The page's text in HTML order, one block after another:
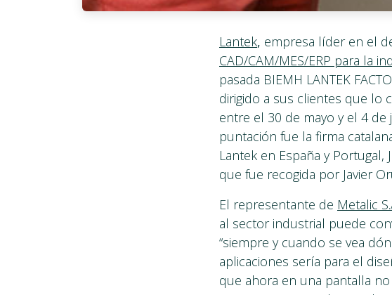
Lantek, empresa líder en el
CAD/CAM/MES/ERP para la
pasada BIEMH LANTEK
dirigido a sus clientes que lo
entre el 30 de mayo y el 4
puntación fue la firma
Lantek en España y
que fue recogida por Javier
El representante de Metalic
al sector industrial puede
“siempre y cuando se vea
aplicaciones sería para el
que ahora en una pantalla